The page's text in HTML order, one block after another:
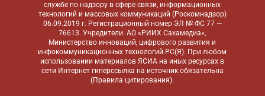
службе по надзору в сфере связи, информационных
технологий и массовых коммуникаций (Роскомнадзор)
06.09.2019 г. Регистрационный номер ЭЛ № ФС 77 —
76613. Учредители: АО «РИИХ Сахамедиа»,
Министерство инноваций, цифрового развития и
инфокоммуникационных технологий РС(Я). При любом
использовании материалов ЯСИА на иных ресурсах в
сети Интернет гиперссылка на источник обязательна
(Правила цитирования).